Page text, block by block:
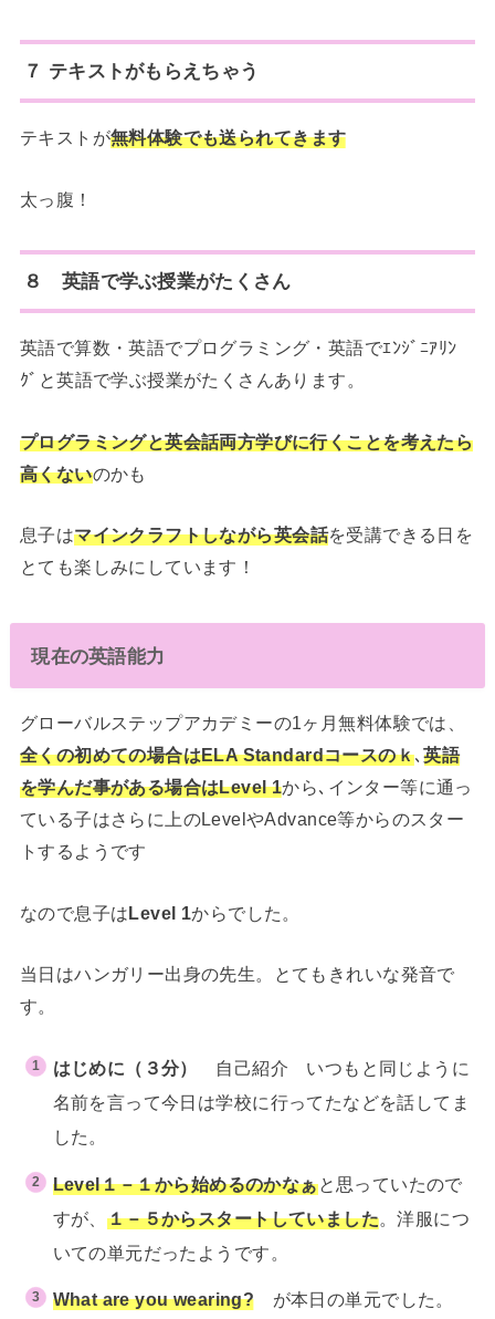
７ テキストがもらえちゃう
テキストが無料体験でも送られてきます
太っ腹！
８ 英語で学ぶ授業がたくさん
英語で算数・英語でプログラミング・英語でｴﾝｼﾞﾆｱﾘﾝ
ｸﾞと英語で学ぶ授業がたくさんあります。
プログラミングと英会話両方学びに行くことを考えたら
高くないのかも
息子はマインクラフトしながら英会話を受講できる日を
とても楽しみにしています！
現在の英語能力
グローバルステップアカデミーの1ヶ月無料体験では、
全くの初めての場合はELA Standardコースのｋ､英語
を学んだ事がある場合はLevel 1から､インター等に通っ
ている子はさらに上のLevelやAdvance等からのスター
トするようです
なので息子はLevel 1からでした。
当日はハンガリー出身の先生。とてもきれいな発音で
す。
はじめに（３分）
自己紹介 いつもと同じように
名前を言って今日は学校に行ってたなどを話してま
した。
Level１－１から始めるのかなぁと思っていたので
すが、 １－５からスタートしていました。洋服につ
いての単元だったようです。
What are you wearing? が本日の単元でした。